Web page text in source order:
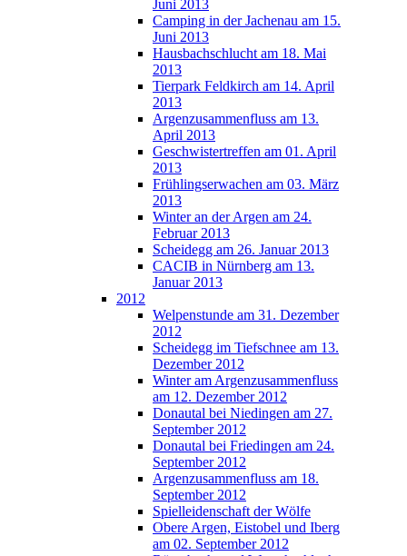
Juni 2013
Camping in der Jachenau am 15.
Juni 2013
Hausbachschlucht am 18. Mai
2013
Tierpark Feldkirch am 14. April
2013
Argenzusammenfluss am 13.
April 2013
Geschwistertreffen am 01. April
2013
Frühlingserwachen am 03. März
2013
Winter an der Argen am 24.
Februar 2013
Scheidegg am 26. Januar 2013
CACIB in Nürnberg am 13.
Januar 2013
2012
Welpenstunde am 31. Dezember
2012
Scheidegg im Tiefschnee am 13.
Dezember 2012
Winter am Argenzusammenfluss
am 12. Dezember 2012
Donautal bei Niedingen am 27.
September 2012
Donautal bei Friedingen am 24.
September 2012
Argenzusammenfluss am 18.
September 2012
Spielleidenschaft der Wölfe
Obere Argen, Eistobel und Iberg
am 02. September 2012